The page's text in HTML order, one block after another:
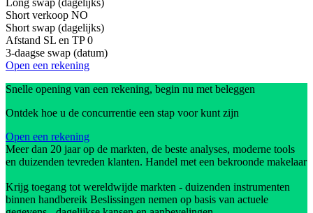
Long swap (dagelijks)
Short verkoop NO
Short swap (dagelijks)
Afstand SL en TP 0
3-daagse swap (datum)
Open een rekening
Snelle opening van een rekening, begin nu met beleggen
Ontdek hoe u de concurrentie een stap voor kunt zijn
Open een rekening
Meer dan 20 jaar op de markten, de beste analyses, moderne tools
en duizenden tevreden klanten. Handel met een bekroonde makelaar
Krijg toegang tot wereldwijde markten - duizenden instrumenten
binnen handbereik Beslissingen nemen op basis van actuele